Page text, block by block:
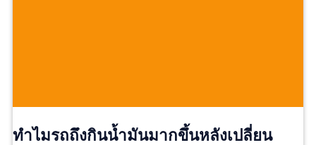
ทำไมรถถึงกินน้ำมันมากขึ้นหลังเปลี่ยน